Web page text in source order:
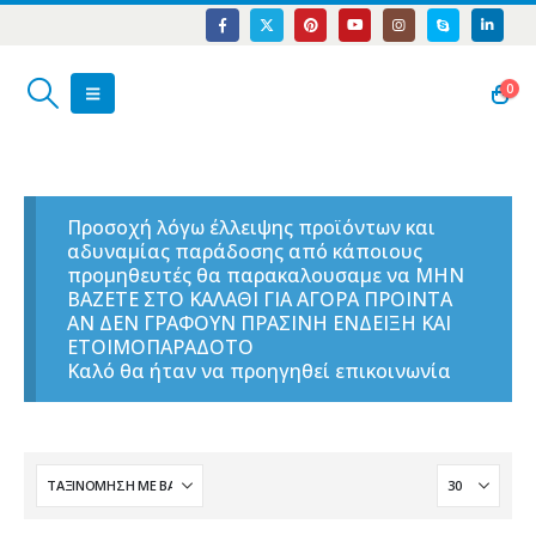
0
Προσοχή λόγω έλλειψης προϊόντων και
αδυναμίας παράδοσης από κάποιους
προμηθευτές θα παρακαλουσαμε να ΜΗΝ
ΒΑΖΕΤΕ ΣΤΟ ΚΑΛΑΘΙ ΓΙΑ ΑΓΟΡΑ ΠΡΟΙΝΤΑ
ΑΝ ΔΕΝ ΓΡΑΦΟΥΝ ΠΡΑΣΙΝΗ ΕΝΔΕΙΞΗ ΚΑΙ
ΕΤΟΙΜΟΠΑΡΑΔΟΤΟ
Καλό θα ήταν να προηγηθεί επικοινωνία